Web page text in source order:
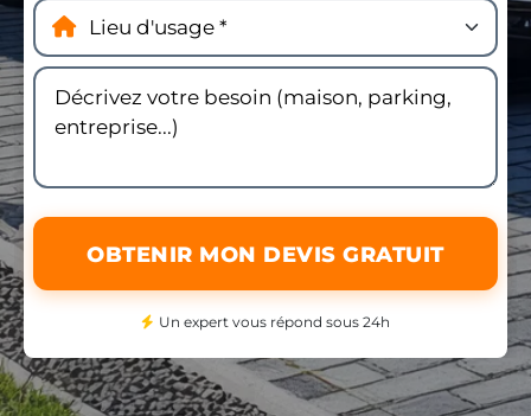
OBTENIR MON DEVIS GRATUIT
Un expert vous répond sous 24h